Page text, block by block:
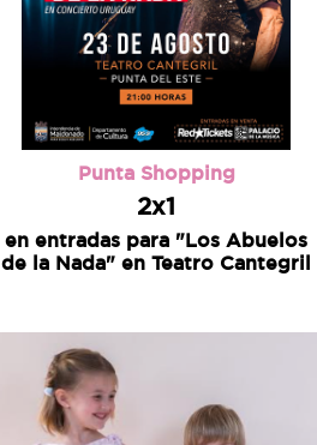
Punta Shopping
2x1
en entradas para "Los Abuelos
de la Nada" en Teatro Cantegril